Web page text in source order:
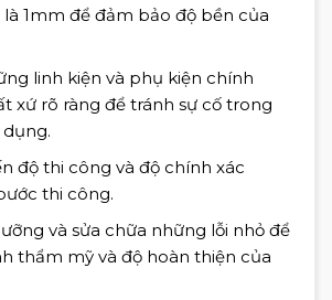
là 1mm để đảm bảo độ bền của
linh kiện và phụ kiện chính
xứ rõ ràng để tránh sự cố trong
độ thi công và độ chính xác
thi công.
và sửa chữa những lỗi nhỏ để
thẩm mỹ và độ hoàn thiện của